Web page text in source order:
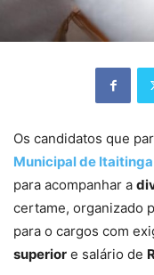
Os candidatos que
Municipal de Itaitinga
para acompanhar a
certame, organizado
para o cargos com
superior e salário de